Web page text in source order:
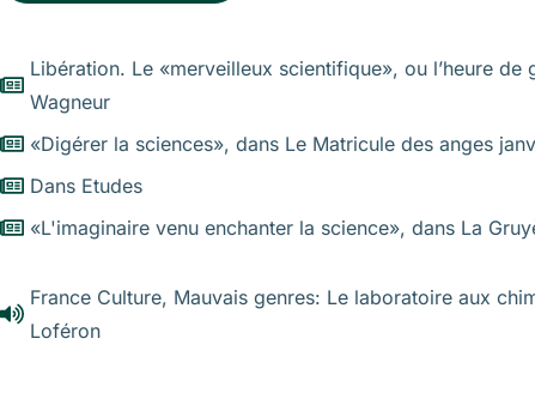
Libération. Le «merveilleux scientifique», ou l’heure
Wagneur
«Digérer la sciences», dans Le Matricule des anges
Dans Etudes
«L'imaginaire venu enchanter la science», dans La
France Culture, Mauvais genres: Le laboratoire aux
Loféron